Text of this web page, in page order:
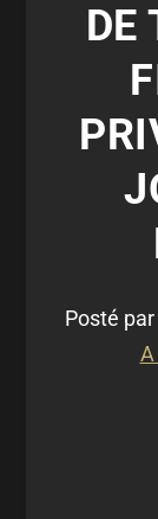
DE
Posté par
A